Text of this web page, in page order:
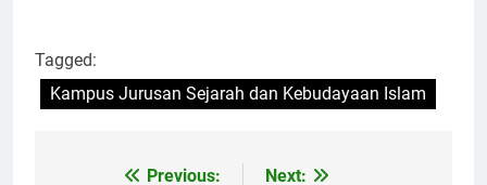
Tagged:
Kampus Jurusan Sejarah dan Kebudayaan Islam
Previous: Next: